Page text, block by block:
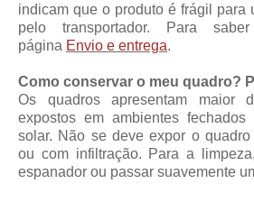
indicam que o produto é frágil para
pelo transportador. Para
página Envio e entrega.
Como conservar o meu quadro?
Os quadros apresentam maior
expostos em ambientes
solar. Não se deve expor o
ou com infiltração. Para a
espanador ou passar suavemente